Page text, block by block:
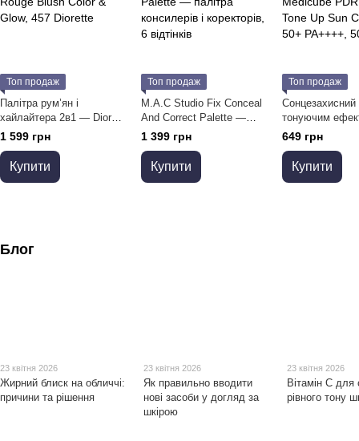
Топ продаж
Палітра рум’ян і
хайлайтера 2в1 — Dior
Rouge Blush Color & Glow,
457 Diorette
1 599 грн
Купити
Топ продаж
M.A.C Studio Fix Conceal
And Correct Palette —
палітра консилерів і
коректорів, 6 відтінків
1 399 грн
Купити
Топ продаж
Сонцезахисний
тонуючим
Medicube
Up Sun Cream
PA++++, 50 мл
649 грн
Купити
Блог
23 квітня 2026
Жирний блиск на обличчі:
причини та рішення
23 квітня 2026
Як правильно вводити
нові засоби у догляд за
шкірою
23 квітня 2026
Вітамін C для
рівного тону